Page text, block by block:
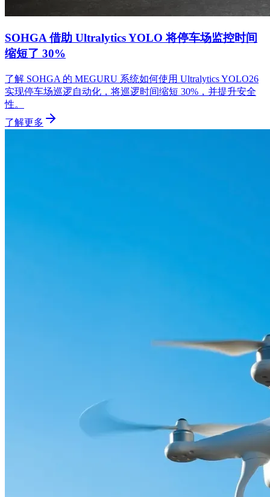
SOHGA 借助 Ultralytics YOLO 将停车场监控时间
缩短了 30%
了解 SOHGA 的 MEGURU 系统如何使用 Ultralytics YOLO26
实现停车场巡逻自动化，将巡逻时间缩短 30%，并提升安全
性。
了解更多